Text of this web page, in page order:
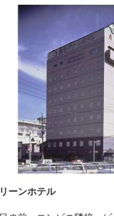
ーンホテル